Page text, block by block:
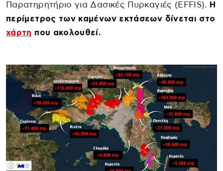
Παρατηρητήριο για Δασικές Πυρκαγιές (EFFIS). Η
περίμετρος των καμένων εκτάσεων δίνεται στο
χάρτη που ακολουθεί.